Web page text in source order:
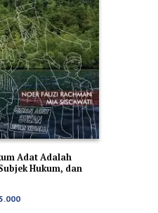
Adat Adalah
Hukum, dan